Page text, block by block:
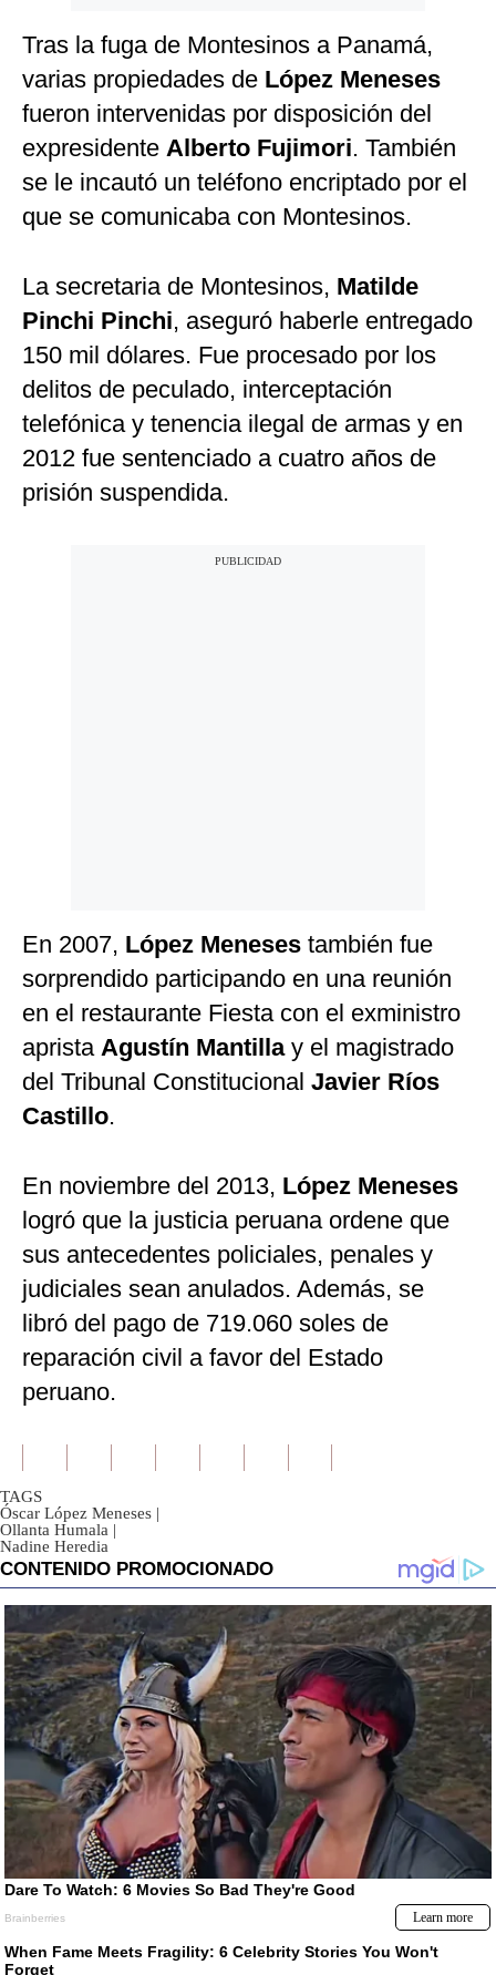
Tras la fuga de Montesinos a Panamá,
varias propiedades de López Meneses
fueron intervenidas por disposición del
expresidente Alberto Fujimori. También
se le incautó un teléfono encriptado por el
que se comunicaba con Montesinos.
La secretaria de Montesinos, Matilde
Pinchi Pinchi, aseguró haberle entregado
150 mil dólares. Fue procesado por los
delitos de peculado, interceptación
telefónica y tenencia ilegal de armas y en
2012 fue sentenciado a cuatro años de
prisión suspendida.
En 2007, López Meneses también fue
sorprendido participando en una reunión
en el restaurante Fiesta con el exministro
aprista Agustín Mantilla y el magistrado
del Tribunal Constitucional Javier Ríos
Castillo.
En noviembre del 2013, López Meneses
logró que la justicia peruana ordene que
sus antecedentes policiales, penales y
judiciales sean anulados. Además, se
libró del pago de 719.060 soles de
reparación civil a favor del Estado
peruano.
TAGS
Óscar López Meneses |
Ollanta Humala |
Nadine Heredia